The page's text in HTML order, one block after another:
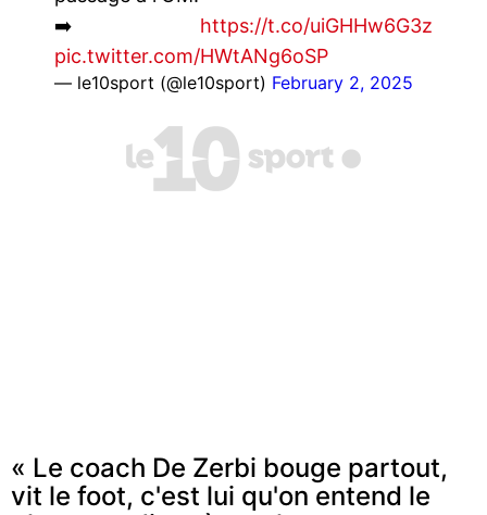
➡️ https://t.co/uiGHHw6G3z
pic.twitter.com/HWtANg6oSP
— le10sport (@le10sport) February 2, 2025
« Le coach De Zerbi bouge partout,
vit le foot, c'est lui qu'on entend le